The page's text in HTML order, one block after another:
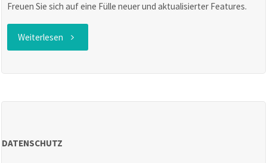
Freuen Sie sich auf eine Fülle neuer und aktualisierter Features.
Weiterlesen "EasyJOB
DATENSCHUTZ